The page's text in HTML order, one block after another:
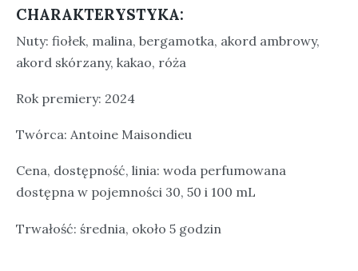
CHARAKTERYSTYKA:
Nuty: fiołek, malina, bergamotka, akord ambrowy,
akord skórzany, kakao, róża
Rok premiery: 2024
Twórca: Antoine Maisondieu
Cena, dostępność, linia: woda perfumowana
dostępna w pojemności 30, 50 i 100 mL
Trwałość: średnia, około 5 godzin